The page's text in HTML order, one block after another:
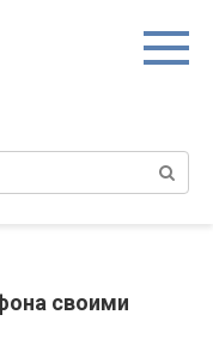
своими